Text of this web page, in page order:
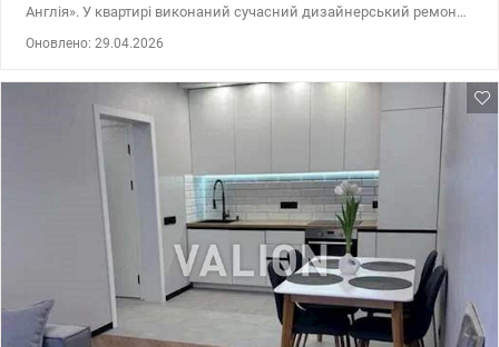
Англія». У квартирі виконаний сучасний дизайнерський ремонт,
комфортного життя: магазини, кафе, аптеки, салони краси,
спортивні та дитячі майданчики, зони відпочинку. 044 200 10 80
valion.ua/1147647
Оновлено: 29.04.2026